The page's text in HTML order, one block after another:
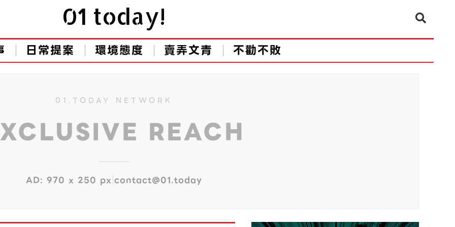
01 today!
日常提案 環境態度 賣弄文青 不勸不敗
01.TODAY NETWORK
REACH
AD: 970 x 250 px|contact@01.today